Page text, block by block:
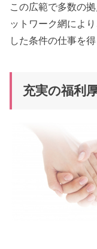
この広範で多数の
ットワーク網によ
した条件の仕事を
充実の福利